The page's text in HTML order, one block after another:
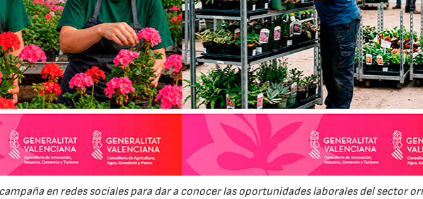
en redes sociales para dar a conocer las oportunidades laborales del sector